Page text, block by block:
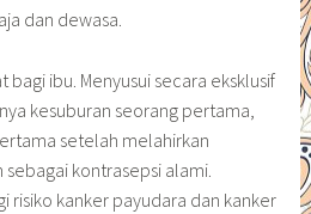
dan dewasa.
bagi ibu. Menyusui secara eksklusif
kesuburan seorang pertama,
setelah melahirkan
kontrasepsi alami.
risiko kanker payudara dan kanker